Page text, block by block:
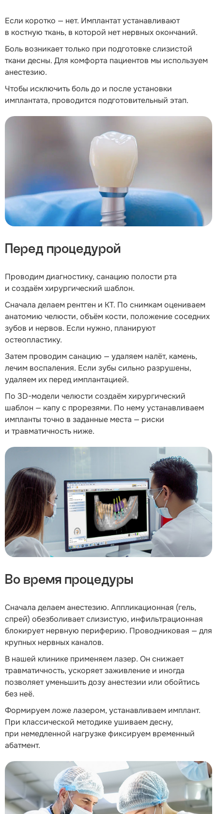
Если коротко — нет. Имплантат устанавливают
в костную ткань, в которой нет нервных окончаний.
Боль возникает только при подготовке слизистой
ткани десны. Для комфорта пациентов мы используем
анестезию.
Чтобы исключить боль до и после установки
имплантата, проводится подготовительный этап.
Перед процедурой
Проводим диагностику, санацию полости рта
и создаём хирургический шаблон.
Сначала делаем рентген и КТ. По снимкам оцениваем
анатомию челюсти, объём кости, положение соседних
зубов и нервов. Если нужно, планируют
остеопластику.
Затем проводим санацию — удаляем налёт, камень,
лечим воспаления. Если зубы сильно разрушены,
удаляем их перед имплантацией.
По 3D-модели челюсти создаём хирургический
шаблон — капу с прорезями. По нему устанавливаем
импланты точно в заданные места — риски
и травматичность ниже.
Во время процедуры
Сначала делаем анестезию. Аппликационная (гель,
спрей) обезболивает слизистую, инфильтрационная
блокирует нервную периферию. Проводниковая — для
крупных нервных каналов.
В нашей клинике применяем лазер. Он снижает
травматичность, ускоряет заживление и иногда
позволяет уменьшить дозу анестезии или обойтись
без неё.
Формируем ложе лазером, устанавливаем имплант.
При классической методике ушиваем десну,
при немедленной нагрузке фиксируем временный
абатмент.